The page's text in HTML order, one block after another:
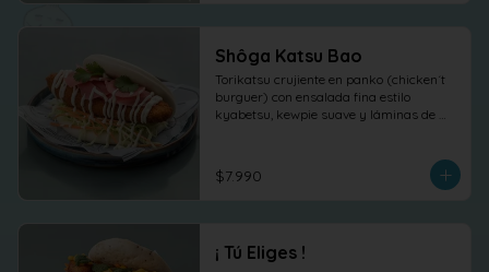
Shôga Katsu Bao
Torikatsu crujiente en panko (chicken´t
burguer) con ensalada fina estilo
kyabetsu, kewpie suave y láminas de
cilantro fresco.
$7.990
¡ Tú Eliges !